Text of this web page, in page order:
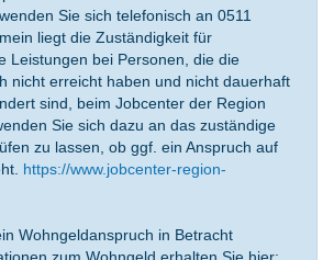
Sie sich telefonisch an 0511
liegt die Zuständigkeit für
Leistungen bei Personen, die die
nicht erreicht haben und nicht dauerhaft
sind, beim Jobcenter der Region
Sie sich dazu an das zuständige
zu lassen, ob ggf. ein Anspruch auf
https://www.jobcenter-region-
Wohngeldanspruch in Betracht